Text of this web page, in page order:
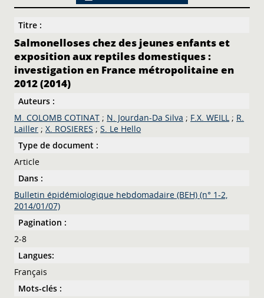
Titre :
Salmonelloses chez des jeunes enfants et
exposition aux reptiles domestiques :
investigation en France métropolitaine en
2012 (2014)
Auteurs :
M. COLOMB COTINAT ; N. Jourdan-Da Silva ; F.X. WEILL ; R.
Lailler ;X. ROSIERES ;S. Le Hello
Type de document :
Article
Dans :
Bulletin épidémiologique hebdomadaire (BEH) (n° 1-2,
2014/01/07)
Pagination :
2-8
Langues:
Français
Mots-clés :